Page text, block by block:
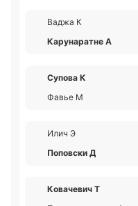
Ваджа К
Карунаратне А
Супова К
Фавье М
Илич Э
Поповски Д
Ковачевич Т